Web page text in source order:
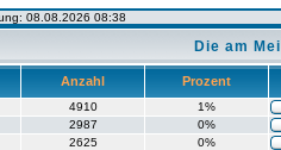
08.08.2026 08:38
Die am
Anzahl Prozent
4910
1%
2987
0%
2625
0%